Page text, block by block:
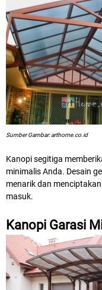
Sumber Gambar: arthome.co.id
Kanopi segitiga
minimalis Anda. Desain
menarik dan
masuk.
Kanopi Garasi